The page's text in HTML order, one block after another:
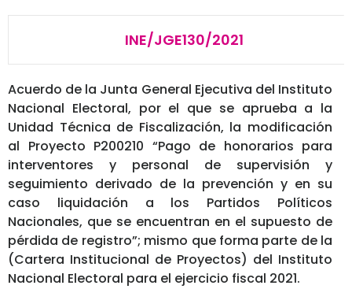
INE/JGE130/2021
Acuerdo de la Junta General Ejecutiva del Instituto
Nacional Electoral, por el que se aprueba a la
Unidad Técnica de Fiscalización, la modificación
al Proyecto P200210 “Pago de honorarios para
interventores y personal de supervisión y
seguimiento derivado de la prevención y en su
caso liquidación a los Partidos Políticos
Nacionales, que se encuentran en el supuesto de
pérdida de registro”; mismo que forma parte de la
(Cartera Institucional de Proyectos) del Instituto
Nacional Electoral para el ejercicio fiscal 2021.